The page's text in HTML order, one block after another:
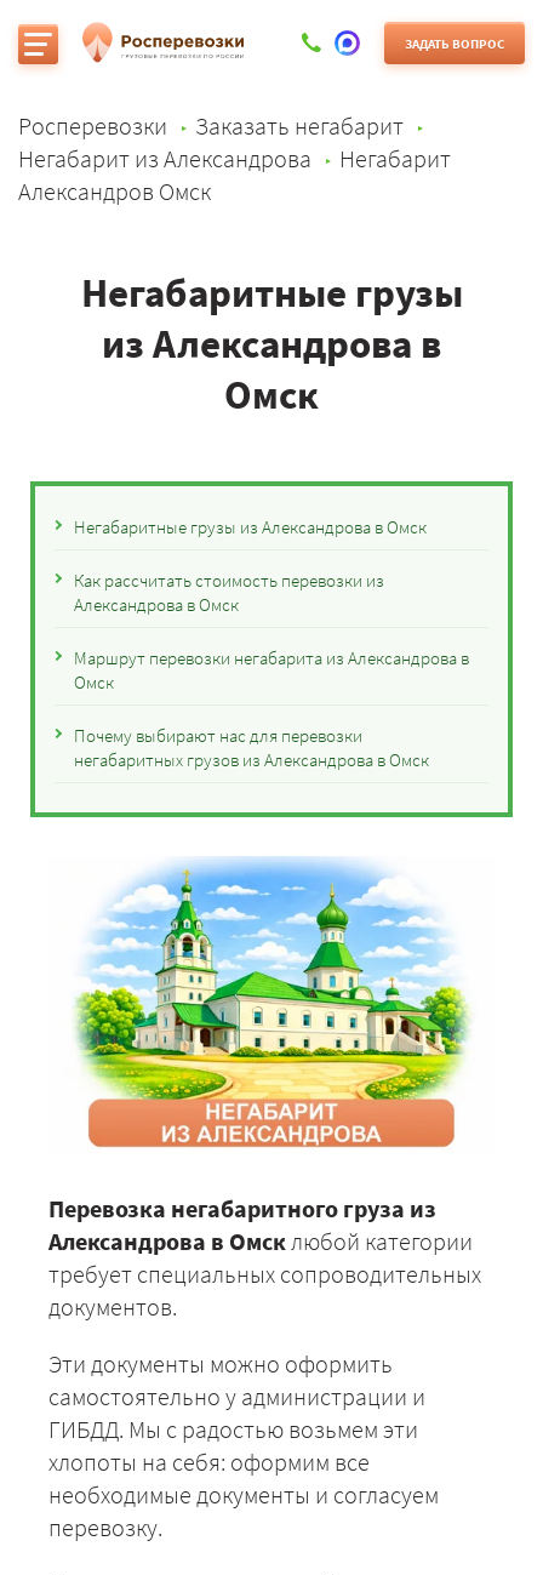
ЗАДАТЬ ВОПРОС
Росперевозки
Заказать негабарит
Негабарит из Александрова
Негабарит
Александров Омск
Негабаритные грузы
из Александрова в
Омск
Негабаритные грузы из Александрова в Омск
Как рассчитать стоимость перевозки из
Александрова в Омск
Маршрут перевозки негабарита из Александрова в
Омск
Почему выбирают нас для перевозки
негабаритных грузов из Александрова в Омск
Перевозка негабаритного груза из
Александрова в Омсклюбой категории
требует специальных сопроводительных
документов.
Эти документы можно оформить
самостоятельно у администрации и
ГИБДД. Мы с радостью возьмем эти
хлопоты на себя: оформим все
необходимые документы и согласуем
перевозку.